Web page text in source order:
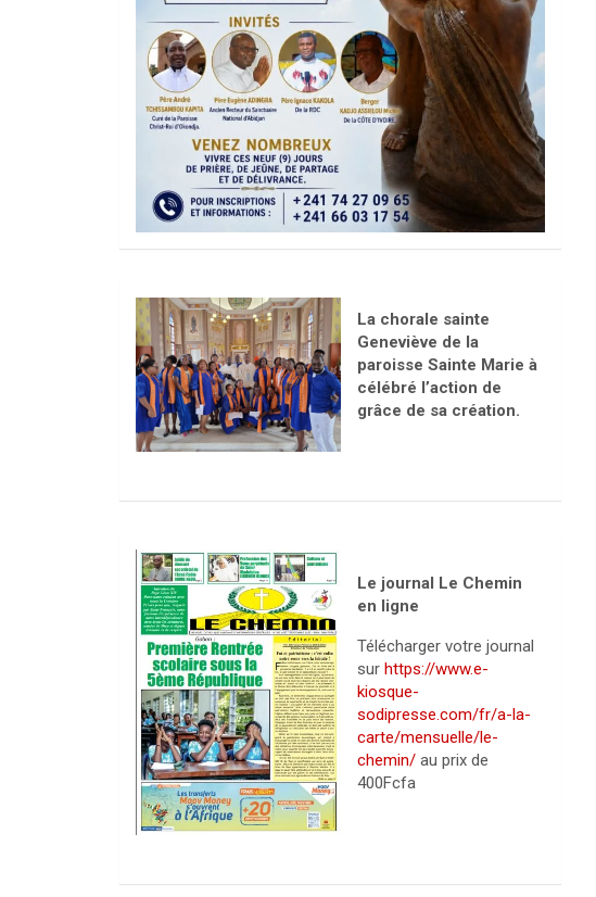
La chorale sainte
Geneviève de la
paroisse Sainte Marie à
célébré l’action de
grâce de sa création.
Le journal Le Chemin
en ligne
Télécharger votre journal
sur https://www.e-
kiosque-
sodipresse.com/fr/a-la-
carte/mensuelle/le-
chemin/au prix de
400Fcfa